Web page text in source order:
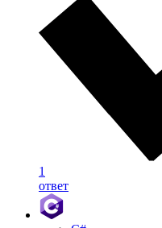
1
ответ